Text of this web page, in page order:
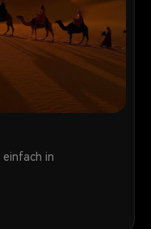
einfach in